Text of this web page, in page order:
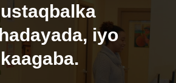
iyo
kaagaba.